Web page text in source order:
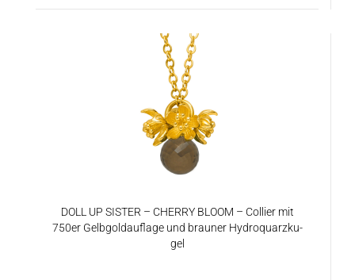
DOLL UP SIS­TER – CHER­RY BLOOM – Col­lier mit
750er Gelb­gold­auf­la­ge und brau­ner Hy­dro­quarz­ku­
gel